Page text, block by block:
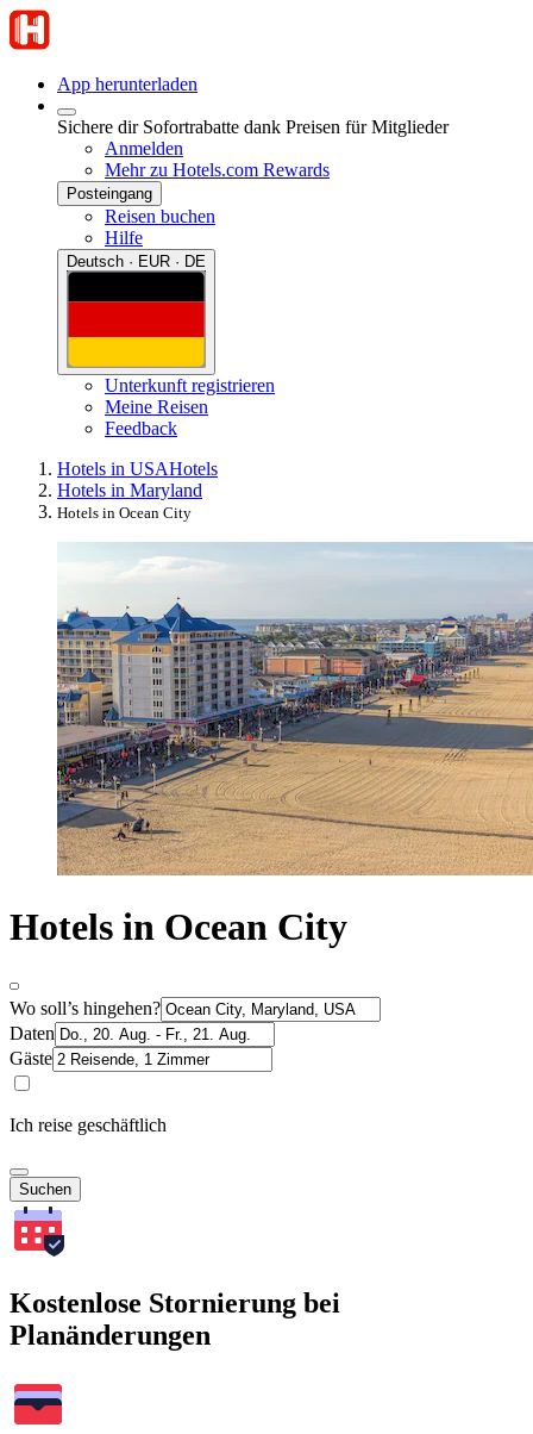
App herunterladen
Sichere dir Sofortrabatte dank Preisen für Mitglieder
Anmelden
Mehr zu Hotels.com Rewards
Posteingang
Reisen buchen
Hilfe
Deutsch · EUR · DE
Unterkunft registrieren
Meine Reisen
Feedback
Hotels in USAHotels
Hotels in Maryland
Hotels in Ocean City
Hotels in Ocean City
Wo soll’s hingehen?
Daten
Gäste
Ich reise geschäftlich
Suchen
Kostenlose Stornierung bei
Planänderungen